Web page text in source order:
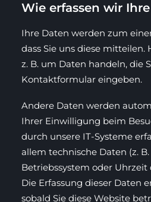
Wie erfassen wir
Ihre Daten werden zum
dass Sie uns diese mitteilen.
z. B. um Daten handeln, die
Kontaktformular eingeben.
Andere Daten werden
Ihrer Einwilligung beim
durch unsere IT-Systeme
allem technische Daten (z.
Betriebssystem oder Uhrzeit
Die Erfassung dieser Daten
sobald Sie diese Website